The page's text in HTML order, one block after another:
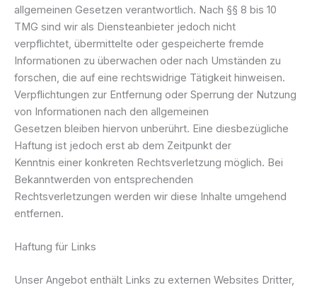
allgemeinen Gesetzen verantwortlich. Nach §§ 8 bis 10
TMG sind wir als Diensteanbieter jedoch nicht
verpflichtet, übermittelte oder gespeicherte fremde
Informationen zu überwachen oder nach Umständen zu
forschen, die auf eine rechtswidrige Tätigkeit hinweisen.
Verpflichtungen zur Entfernung oder Sperrung der Nutzung
von Informationen nach den allgemeinen
Gesetzen bleiben hiervon unberührt. Eine diesbezügliche
Haftung ist jedoch erst ab dem Zeitpunkt der
Kenntnis einer konkreten Rechtsverletzung möglich. Bei
Bekanntwerden von entsprechenden
Rechtsverletzungen werden wir diese Inhalte umgehend
entfernen.
Haftung für Links
Unser Angebot enthält Links zu externen Websites Dritter,